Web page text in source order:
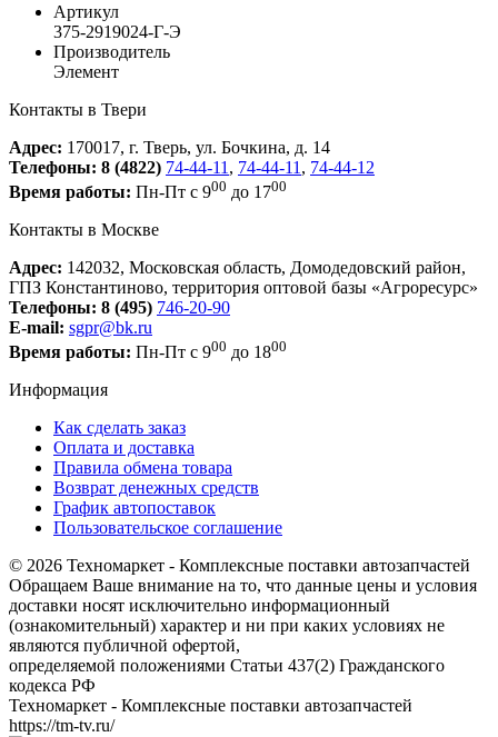
Артикул
375-2919024-Г-Э
Производитель
Элемент
Контакты в Твери
Адрес: 170017, г. Тверь, ул. Бочкина, д. 14
Телефоны: 8 (4822) 74-44-11 , 74-44-11 , 74-44-12
Время работы: Пн-Пт с 900 до 1700
Контакты в Москве
Адрес: 142032, Московская область, Домодедовский район,
ГПЗ Константиново, территория оптовой базы «Агроресурс»
Телефоны: 8 (495) 746-20-90
E-mail: sgpr@bk.ru
Время работы: Пн-Пт с 900 до 1800
Информация
Как сделать заказ
Оплата и доставка
Правила обмена товара
Возврат денежных средств
График автопоставок
Пользовательское соглашение
© 2026 Техномаркет - Комплексные поставки автозапчастей
Обращаем Ваше внимание на то, что данные цены и условия
доставки носят исключительно информационный
(ознакомительный) характер и ни при каких условиях не
являются публичной офертой,
определяемой положениями Статьи 437(2) Гражданского
кодекса РФ
Техномаркет - Комплексные поставки автозапчастей
https://tm-tv.ru/